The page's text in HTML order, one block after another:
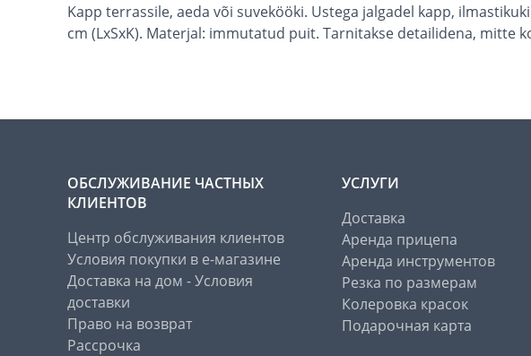
Kapp terrassile, aeda või suvekööki. Ustega jalgadel kapp,
cm (LxSxK). Materjal: immutatud puit. Tarnitakse detailidena, mitte
ОБСЛУЖИВАНИЕ ЧАСТНЫХ
КЛИЕНТОВ
Центр обслуживания клиентов
Условия покупки в е-магазине
Доставка на дом - Условия
доставки
Право на возврат
Рассрочка
УСЛУГИ
Доставка
Аренда прицепа
Аренда инструментов
Резка по размерам
Колеровка красок
Подарочная карта